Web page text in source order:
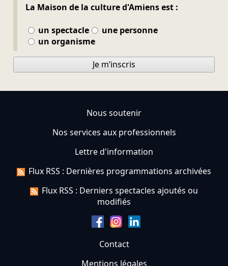
La Maison de la culture d'Amiens est :
un spectacle
une personne
un organisme
Je m’inscris
Nous soutenir
Nos services aux professionnels
Lettre d'information
Flux RSS : Dernières programmations archivées
Flux RSS : Derniers spectacles ajoutés ou
modifiés
Contact
Mentions légales